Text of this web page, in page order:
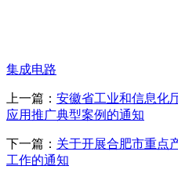
集成电路
上一篇： 安徽省工业和信息化
应用推广典型案例的通知
下一篇： 关于开展合肥市重点
工作的通知